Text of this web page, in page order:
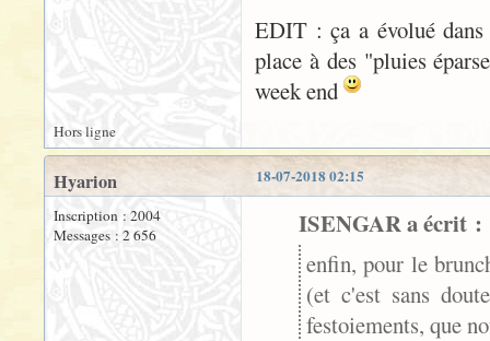
EDIT : ça a évolué dans
place à des "pluies
week end
Hors ligne
18-07-2018 02:15
Hyarion
Inscription : 2004
Messages : 2 656
ISENGAR a écrit :
enfin, pour le
(et c'est sans
festoiements, que